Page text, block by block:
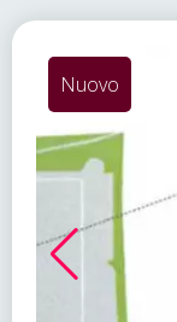
Nuovo